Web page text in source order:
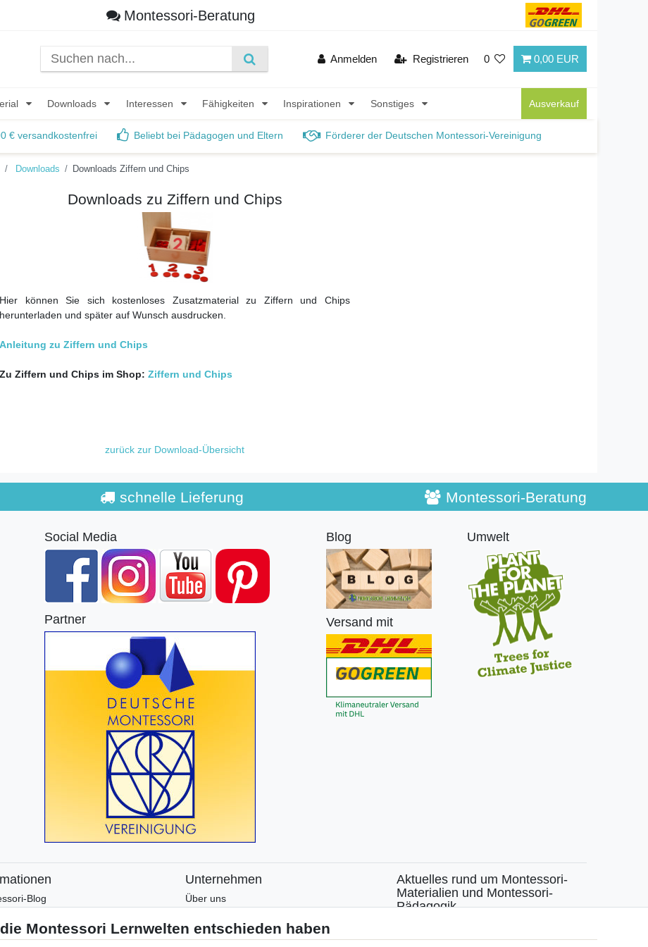
Montessori-Beratung
Anmelden Registrieren 0 0,00 EUR
Downloads Interessen Fähigkeiten Inspirationen Sonstiges Ausverkauf
€ versandkostenfrei Beliebt bei Pädagogen und Eltern Förderer der Deutschen Montessori-Vereinigung
Downloads Downloads Ziffern und Chips
Downloads zu Ziffern und Chips
Hier können Sie sich kostenloses Zusatzmaterial zu Ziffern und Chips
herunterladen und später auf Wunsch ausdrucken.
Anleitung zu Ziffern und Chips
Zu Ziffern und Chips im Shop: Ziffern und Chips
zurück zur Download-Übersicht
schnelle Lieferung Montessori-Beratung
Social Media
Partner
Blog
Versand mit
Umwelt
Blog
und Zusatzmaterial
Unternehmen
Über uns
Partnerprogramm
Widerrufsrecht
Aktuelles rund um Montessori-
Materialien und Montessori-
Pädagogik.